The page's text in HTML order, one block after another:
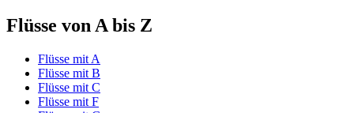
Flüsse von A bis Z
Flüsse mit A
Flüsse mit B
Flüsse mit C
Flüsse mit F